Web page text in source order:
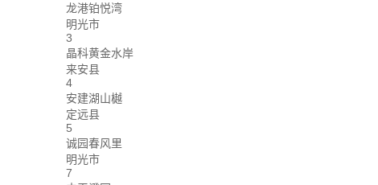
龙港铂悦湾
明光市
3
晶科黄金水岸
来安县
4
安建湖山樾
定远县
5
诚园春风里
明光市
7